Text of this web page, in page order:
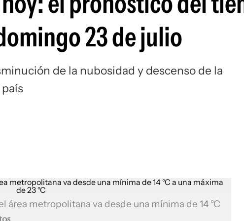
23 de julio
de la nubosidad y descenso de la
área metropolitana va desde una mínima de 14 °C